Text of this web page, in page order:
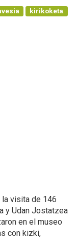
kirikoketa
visita de 146
y Udan Jostatzea
en el museo
con kizki,